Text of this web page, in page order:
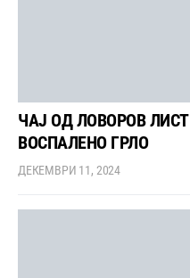
ЧАЈ ОД ЛОВОРОВ
ВОСПАЛЕНО ГРЛО
ДЕКЕМВРИ 11, 2024